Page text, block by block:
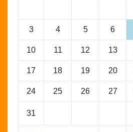
3 4 5 6
10 11 12 13
17 18 19 20
24 25 26 27
31